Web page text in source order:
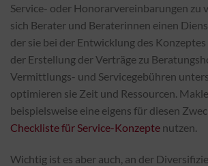
Service- oder Honorarvereinbarungen zu
sich Berater und Beraterinnen einen
der sie bei der Entwicklung des
der Erstellung der Verträge zu
Vermittlungs- und Servicegebühren
optimieren sie Zeit und Ressourcen.
beispielsweise eine eigens für diesen
Checkliste für Service-Konzepte nutzen.
Wichtig ist es aber auch, an der